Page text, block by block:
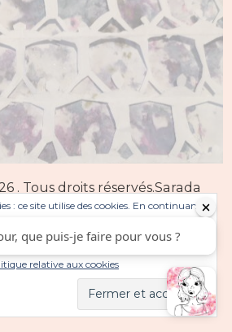
. Tous droits réservés.Sarada
:Blossom Themes. Propulsé
Politique de confidentialité
: ce site utilise des cookies. En continuant à
acceptez leur utilisation.
sur la façon de contrôler les
relative aux cookies